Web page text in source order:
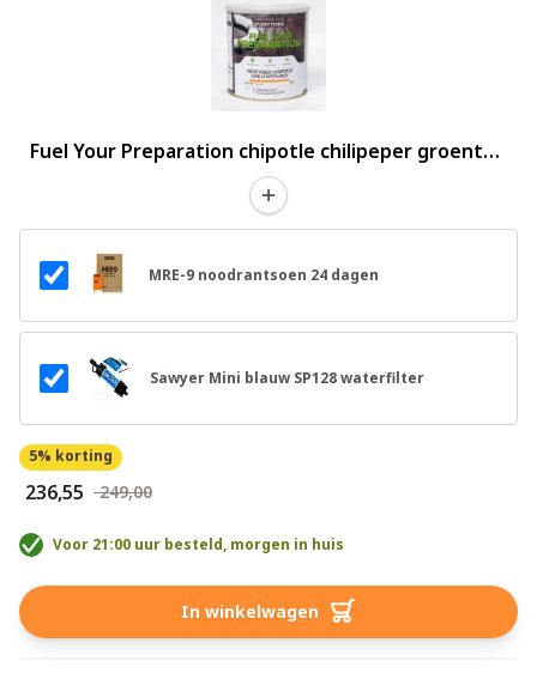
Fuel Your Preparation chipotle chilipeper groenten
met rijst
MRE-9 noodrantsoen 24 dagen
Sawyer Mini blauw SP128 waterfilter
5% korting
€ 236,55 € 249,00
Voor 21:00 uur besteld, morgen in huis
In winkelwagen